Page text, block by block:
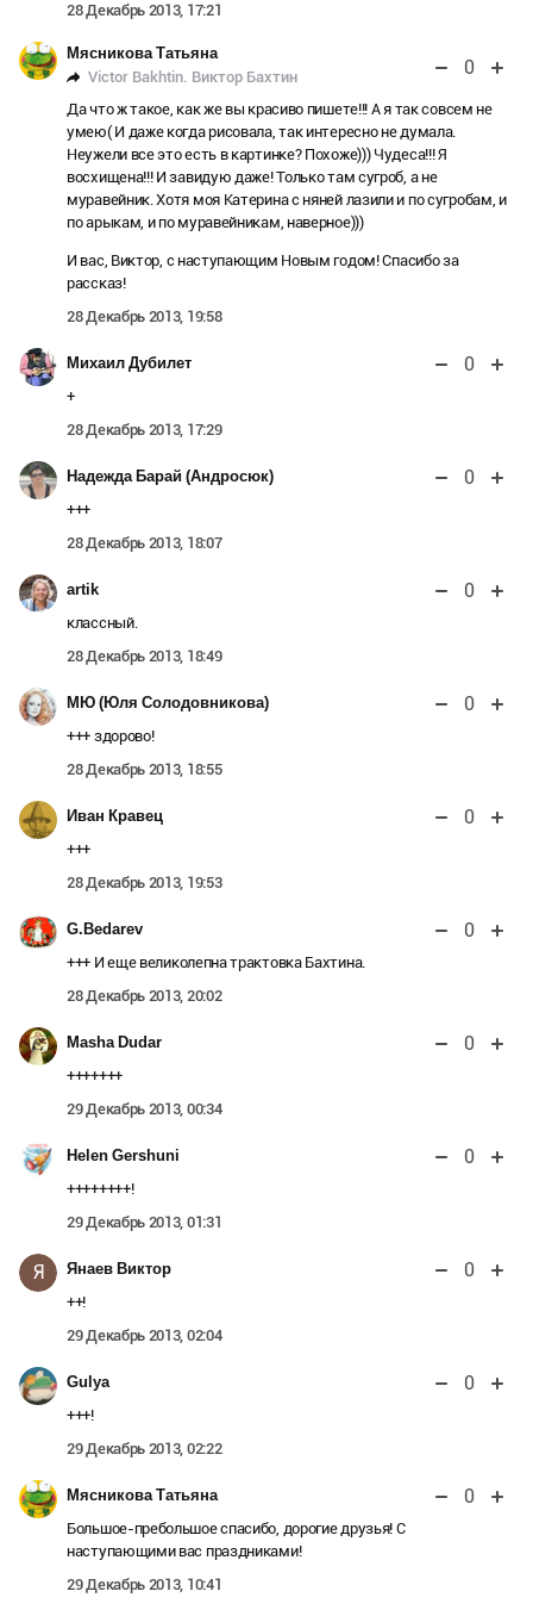
28 Декабрь 2013, 17:21
Мясникова Татьяна
Victor Bakhtin. Виктор Бахтин
0
Да что ж такое, как же вы красиво пишете!!! А я так совсем не
умею( И даже когда рисовала, так интересно не думала.
Неужели все это есть в картинке? Похоже))) Чудеса!!! Я
восхищена!!! И завидую даже! Только там сугроб, а не
муравейник. Хотя моя Катерина с няней лазили и по сугробам, и
по арыкам, и по муравейникам, наверное)))
И вас, Виктор, с наступающим Новым годом! Спасибо за
рассказ!
28 Декабрь 2013, 19:58
Михаил Дубилет 0
+
28 Декабрь 2013, 17:29
Надежда Барай (Андросюк) 0
+++
28 Декабрь 2013, 18:07
artik 0
классный.
28 Декабрь 2013, 18:49
МЮ (Юля Солодовникова) 0
+++ здорово!
28 Декабрь 2013, 18:55
Иван Кравец 0
+++
28 Декабрь 2013, 19:53
G.Bedarev 0
+++ И еще великолепна трактовка Бахтина.
28 Декабрь 2013, 20:02
Masha Dudar 0
+++++++
29 Декабрь 2013, 00:34
Helen Gershuni 0
++++++++!
29 Декабрь 2013, 01:31
Я Янаев Виктор 0
++!
29 Декабрь 2013, 02:04
Gulya 0
+++!
29 Декабрь 2013, 02:22
Мясникова Татьяна 0
Большое-пребольшое спасибо, дорогие друзья! С
наступающими вас праздниками!
29 Декабрь 2013, 10:41